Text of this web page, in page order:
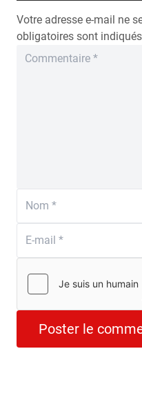
Votre adresse e-mail ne
obligatoires sont